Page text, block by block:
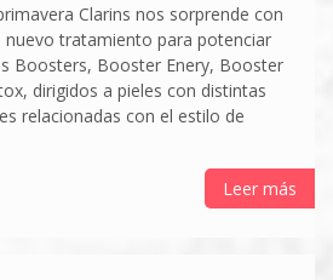
Clarins nos sorprende con
nuevo tratamiento para potenciar
Boosters, Booster Enery, Booster
dirigidos a pieles con distintas
relacionadas con el estilo de
Leer más